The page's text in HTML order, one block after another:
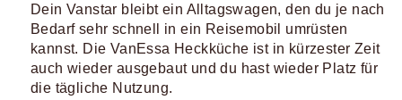
Dein Vanstar bleibt ein Alltagswagen, den du je nach
Bedarf sehr schnell in ein Reisemobil umrüsten
kannst. Die VanEssa Heckküche ist in kürzester Zeit
auch wieder ausgebaut und du hast wieder Platz für
die tägliche Nutzung.